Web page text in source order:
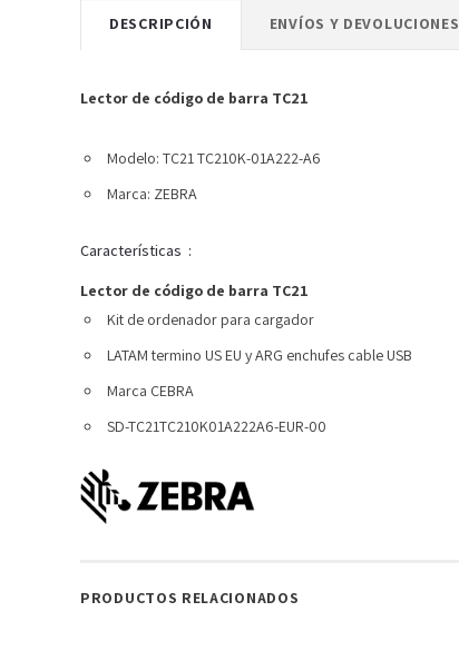
DESCRIPCIÓN ENVÍOS Y DEVOLUCIONES
Lector de código de barra TC21
Modelo: TC21 TC210K-01A222-A6
Marca: ZEBRA
Características :
Lector de código de barra TC21
Kit de ordenador para cargador
LATAM termino US EU y ARG enchufes cable USB
Marca CEBRA
SD-TC21TC210K01A222A6-EUR-00
PRODUCTOS RELACIONADOS